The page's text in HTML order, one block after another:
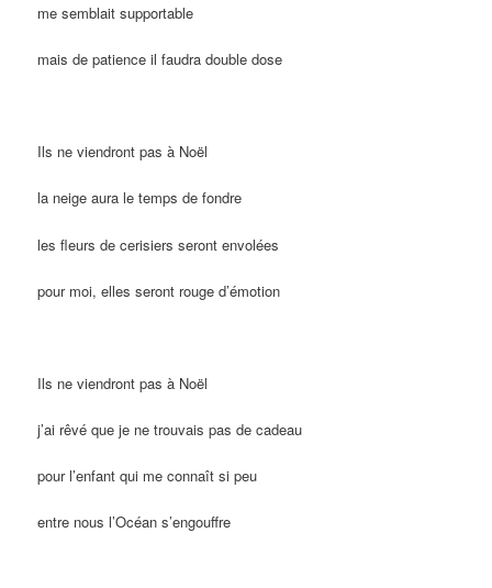
me semblait supportable
mais de patience il faudra double dose
Ils ne viendront pas à Noël
la neige aura le temps de fondre
les fleurs de cerisiers seront envolées
pour moi, elles seront rouge d’émotion
Ils ne viendront pas à Noël
j’ai rêvé que je ne trouvais pas de cadeau
pour l’enfant qui me connaît si peu
entre nous l’Océan s’engouffre